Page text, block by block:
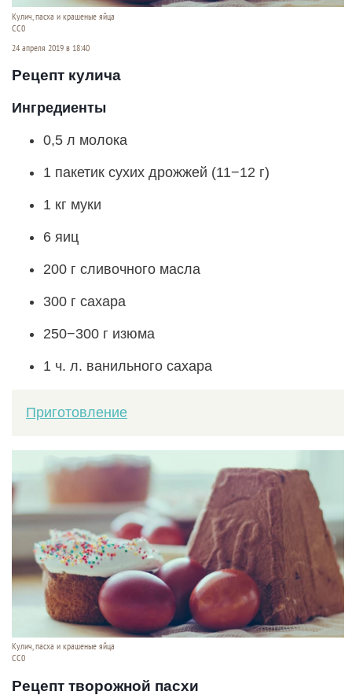
Кулич, пасха и крашеные яйца
СС0
24 апреля 2019 в 18:40
Рецепт кулича
Ингредиенты
0,5 л молока
1 пакетик сухих дрожжей (11−12 г)
1 кг муки
6 яиц
200 г сливочного масла
300 г сахара
250−300 г изюма
1 ч. л. ванильного сахара
Приготовление
Кулич, пасха и крашеные яйца
СС0
Рецепт творожной пасхи